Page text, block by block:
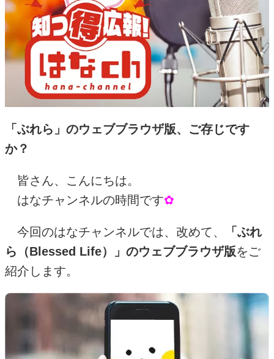
「ぶれら」のウェブブラウザ版、ご存じです
か？
皆さん、こんにちは。
はなチャンネルの時間です✿
今回のはなチャンネルでは、改めて、
「ぶれ
ら（Blessed Life）」のウェブブラウザ版をご
紹介します。